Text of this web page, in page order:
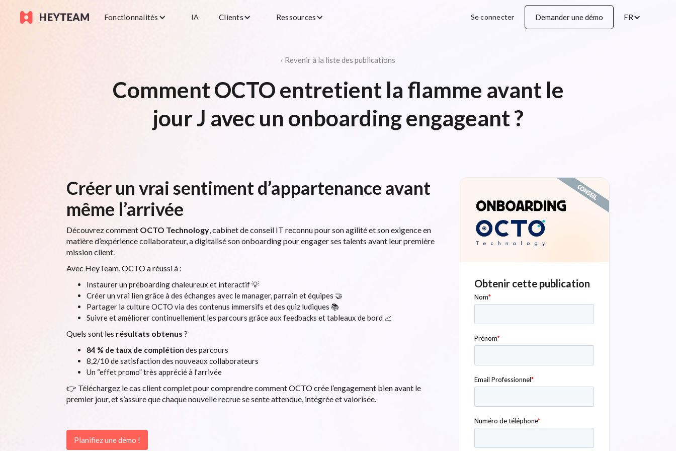
Fonctionnalités IA Clients Ressources Se connecter Demander une démo FR
‹ Revenir à la liste des publications
Comment OCTO entretient la flamme avant le
jour J avec un onboarding engageant ?
Créer un vrai sentiment d’appartenance avant
même l’arrivée
Découvrez comment OCTO Technology, cabinet de conseil IT reconnu pour son agilité et son exigence en
matière d’expérience collaborateur, a digitalisé son onboarding pour engager ses talents avant leur première
mission client.
Avec HeyTeam, OCTO a réussi à :
Instaurer un préboarding chaleureux et interactif 💡
Créer un vrai lien grâce à des échanges avec le manager, parrain et équipes 🤝
Partager la culture OCTO via des contenus immersifs et des quiz ludiques 📚
Suivre et améliorer continuellement les parcours grâce aux feedbacks et tableaux de bord 📈
Quels sont les résultats obtenus ?
84 % de taux de complétion des parcours
8,2/10 de satisfaction des nouveaux collaborateurs
Un “effet promo” très apprécié à l’arrivée
👉 Téléchargez le cas client complet pour comprendre comment OCTO crée l’engagement bien avant le
premier jour, et s’assure que chaque nouvelle recrue se sente attendue, intégrée et valorisée.
Planifiez une démo !
Obtenir cette publication